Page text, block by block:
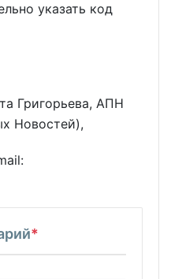
указать код
Григорьева, АПН
Новостей),
*